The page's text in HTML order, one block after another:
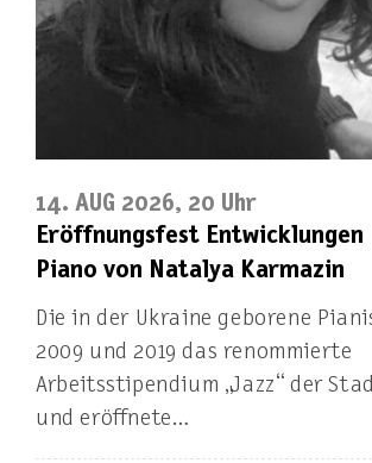
14. AUG 2026, 20 Uhr
Eröffnungsfest Entwicklungen
Piano von Natalya Karmazin
Die in der Ukraine geborene
2009 und 2019 das renommierte
Arbeitsstipendium „Jazz“ der
und eröffnete…